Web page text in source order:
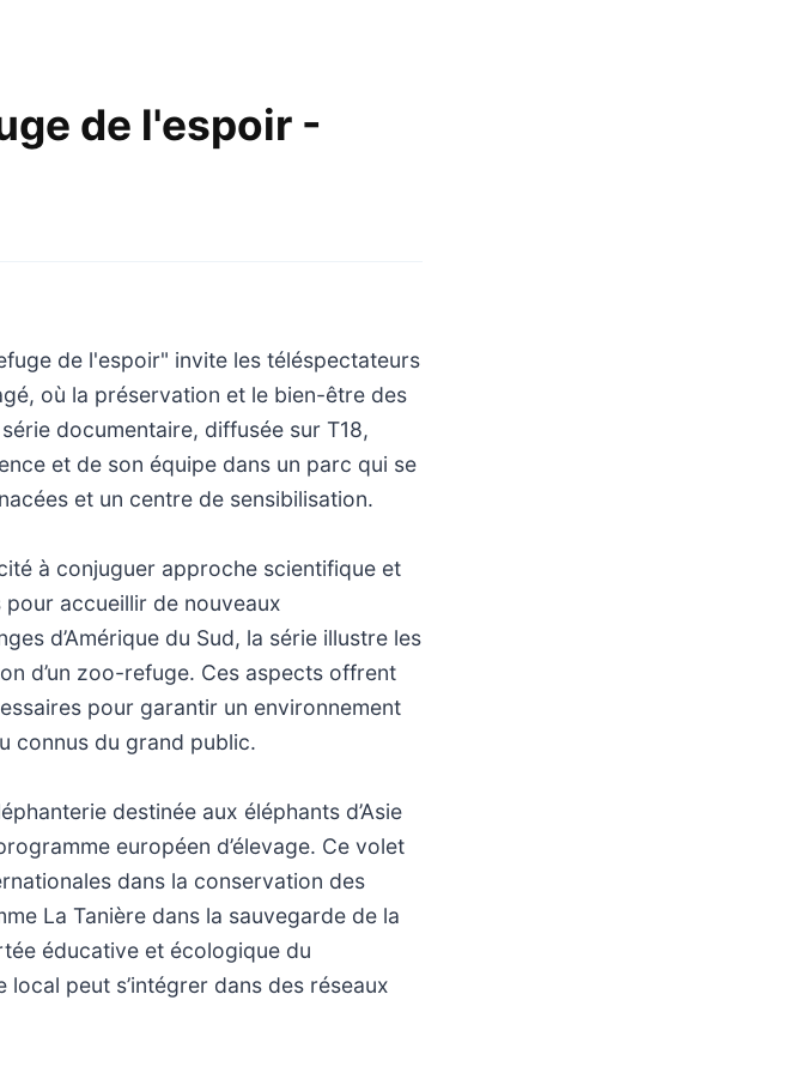
de l'espoir -
de l'espoir" invite les téléspectateurs
où la préservation et le bien-être des
documentaire, diffusée sur T18,
et de son équipe dans un parc qui se
et un centre de sensibilisation.
à conjuguer approche scientifique et
accueillir de nouveaux
d’Amérique du Sud, la série illustre les
d’un zoo-refuge. Ces aspects offrent
pour garantir un environnement
connus du grand public.
destinée aux éléphants d’Asie
européen d’élevage. Ce volet
dans la conservation des
La Tanière dans la sauvegarde de la
éducative et écologique du
peut s’intégrer dans des réseaux